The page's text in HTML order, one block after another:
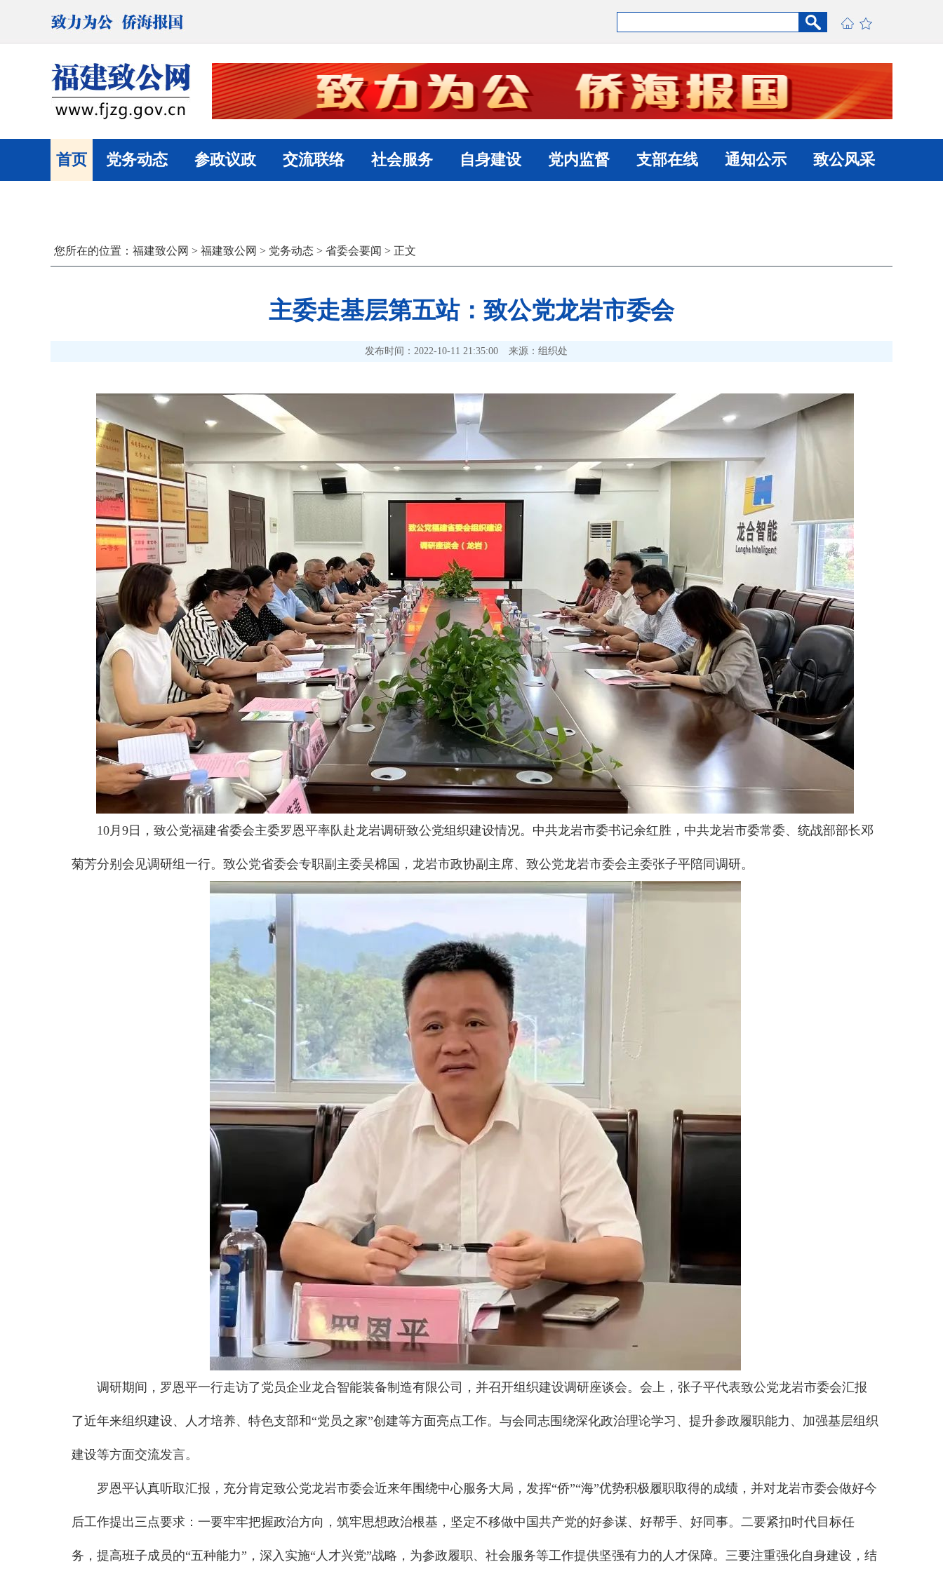
首页 党务动态 参政议政 交流联络 社会服务 自身建设 党内监督 支部在线 通知公示 致公风采
您所在的位置： 福建致公网 > 福建致公网 > 党务动态 > 省委会要闻 > 正文
主委走基层第五站：致公党龙岩市委会
发布时间：2022-10-11 21:35:00 来源：组织处
10月9日，致公党福建省委会主委罗恩平率队赴龙岩调研致公党组织建设情况。中共龙岩市委书记余红胜，中共龙岩市委常委、统战部部长邓
菊芳分别会见调研组一行。致公党省委会专职副主委吴棉国，龙岩市政协副主席、致公党龙岩市委会主委张子平陪同调研。
调研期间，罗恩平一行走访了党员企业龙合智能装备制造有限公司，并召开组织建设调研座谈会。会上，张子平代表致公党龙岩市委会汇报
了近年来组织建设、人才培养、特色支部和“党员之家”创建等方面亮点工作。与会同志围绕深化政治理论学习、提升参政履职能力、加强基层组织
建设等方面交流发言。
罗恩平认真听取汇报，充分肯定致公党龙岩市委会近来年围绕中心服务大局，发挥“侨”“海”优势积极履职取得的成绩，并对龙岩市委会做好今
后工作提出三点要求：一要牢牢把握政治方向，筑牢思想政治根基，坚定不移做中国共产党的好参谋、好帮手、好同事。二要紧扣时代目标任
务，提高班子成员的“五种能力”，深入实施“人才兴党”战略，为参政履职、社会服务等工作提供坚强有力的人才保障。三要注重强化自身建设，结